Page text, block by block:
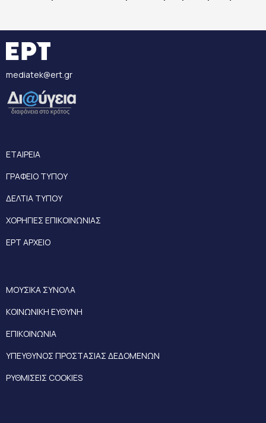
mediatek@ert.gr
ΕΤΑΙΡΕΙΑ
ΓΡΑΦΕΙΟ ΤΥΠΟΥ
ΔΕΛΤΙΑ ΤΥΠΟΥ
ΧΟΡΗΓΙΕΣ ΕΠΙΚΟΙΝΩΝΙΑΣ
ΕΡΤ ΑΡΧΕΙΟ
ΜΟΥΣΙΚΑ ΣΥΝΟΛΑ
ΚΟΙΝΩΝΙΚΗ ΕΥΘΥΝΗ
ΕΠΙΚΟΙΝΩΝΙΑ
ΥΠΕΥΘΥΝΟΣ ΠΡΟΣΤΑΣΙΑΣ ΔΕΔΟΜΕΝΩΝ
ΡΥΘΜΙΣΕΙΣ COOKIES